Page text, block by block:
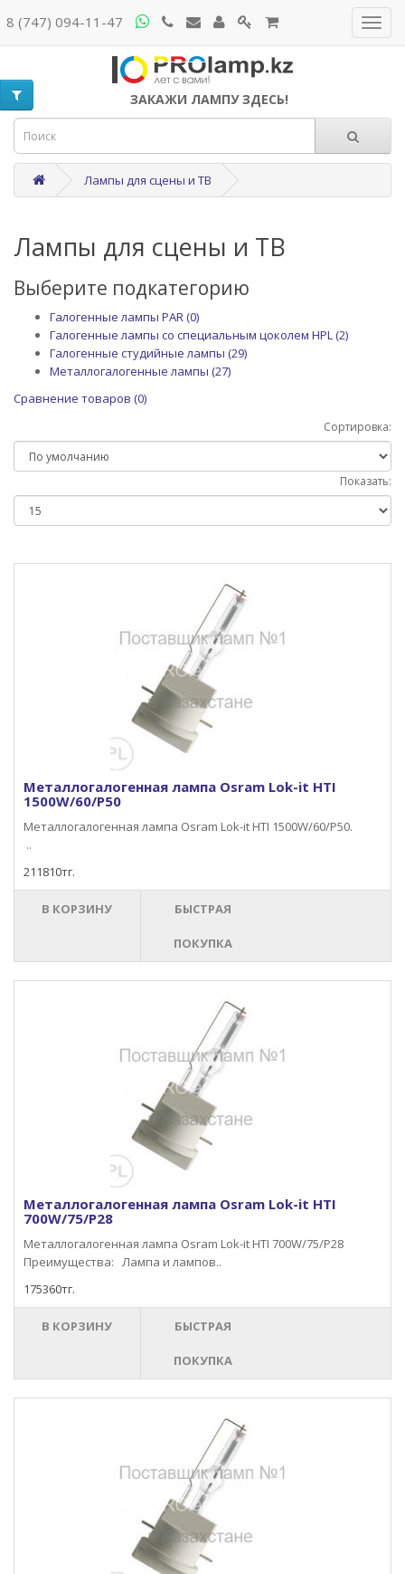
8 (747) 094-11-47
ЗАКАЖИ ЛАМПУ ЗДЕСЬ!
Лампы для сцены и ТВ
Лампы для сцены и ТВ
Выберите подкатегорию
Галогенные лампы PAR (0)
Галогенные лампы со специальным цоколем HPL (2)
Галогенные студийные лампы (29)
Металлогалогенные лампы (27)
Сравнение товаров (0)
Сортировка:
Показать:
Металлогалогенная лампа Osram Lok-it HTI
1500W/60/P50
Металлогалогенная лампа Osram Lok-it HTI 1500W/60/P50.
..
211810тг.
В КОРЗИНУ БЫСТРАЯ
ПОКУПКА
Металлогалогенная лампа Osram Lok-it HTI
700W/75/P28
Металлогалогенная лампа Osram Lok-it HTI 700W/75/P28
Преимущества: Лампа и лампов..
175360тг.
В КОРЗИНУ БЫСТРАЯ
ПОКУПКА